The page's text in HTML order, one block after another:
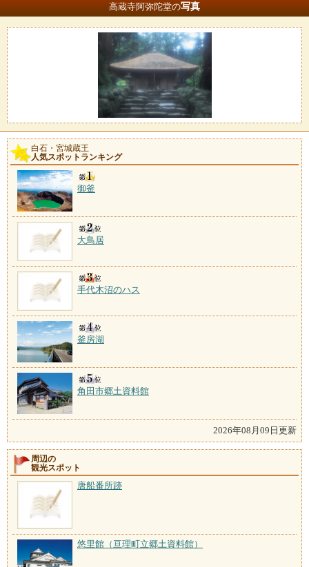
高蔵寺阿弥陀堂の写真
白石・宮城蔵王
人気スポットランキング
御釜
大鳥居
手代木沼のハス
釜房湖
角田市郷土資料館
2026年08月09日更新
周辺の
観光スポット
唐船番所跡
悠里館（亘理町立郷土資料館）